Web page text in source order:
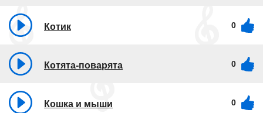
Котик 0
Котята-поварята 0
Кошка и мыши 0